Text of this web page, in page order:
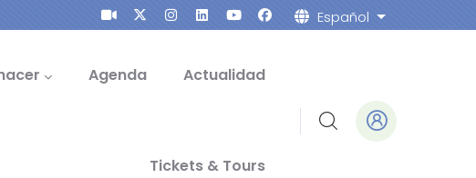
Español Lista
Agenda Actualidad
Tickets & Tours